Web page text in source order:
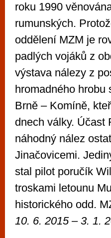
roku 1990
rumunských.
oddělení MZM je
padlých vojáků z
výstava nálezy z
hromadného hrobu
Brně – Komíně,
dnech války. Účast
náhodný nález
Jinačovicemi.
stal pilot poručík
troskami letounu
historického odd.
10. 6. 2015 – 3. 1.